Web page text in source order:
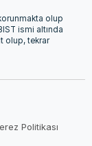
olup
ismi altında
olup, tekrar
Politikası